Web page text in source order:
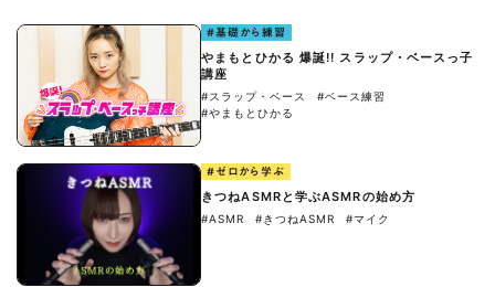
#基礎から練習
やまもとひかる 爆誕!! スラップ・ベースっ子
講座
#スラップ・ベース
#ベース練習
#やまもとひかる
#ゼロから学ぶ
きつねASMRと学ぶASMRの始め方
#ASMR #きつねASMR #マイク